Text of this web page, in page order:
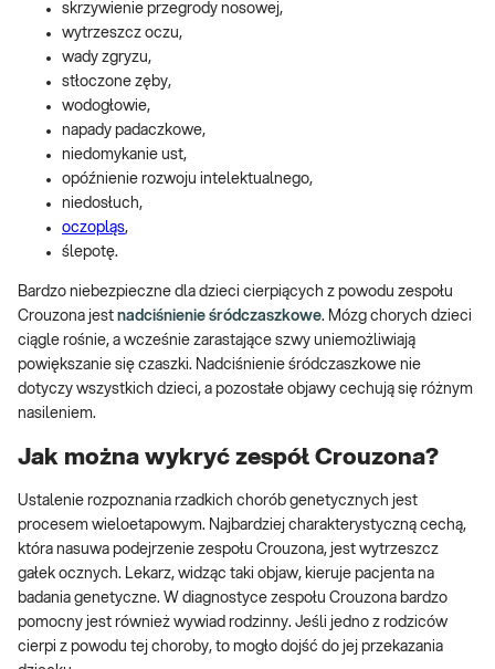
skrzywienie przegrody nosowej,
wytrzeszcz oczu,
wady zgryzu,
stłoczone zęby,
wodogłowie,
napady padaczkowe,
niedomykanie ust,
opóźnienie rozwoju intelektualnego,
niedosłuch,
oczopląs,
ślepotę.
Bardzo niebezpieczne dla dzieci cierpiących z powodu zespołu
Crouzona jest nadciśnienie śródczaszkowe. Mózg chorych dzieci
ciągle rośnie, a wcześnie zarastające szwy uniemożliwiają
powiększanie się czaszki. Nadciśnienie śródczaszkowe nie
dotyczy wszystkich dzieci, a pozostałe objawy cechują się różnym
nasileniem.
Jak można wykryć zespół Crouzona?
Ustalenie rozpoznania rzadkich chorób genetycznych jest
procesem wieloetapowym. Najbardziej charakterystyczną cechą,
która nasuwa podejrzenie zespołu Crouzona, jest wytrzeszcz
gałek ocznych. Lekarz, widząc taki objaw, kieruje pacjenta na
badania genetyczne. W diagnostyce zespołu Crouzona bardzo
pomocny jest również wywiad rodzinny. Jeśli jedno z rodziców
cierpi z powodu tej choroby, to mogło dojść do jej przekazania